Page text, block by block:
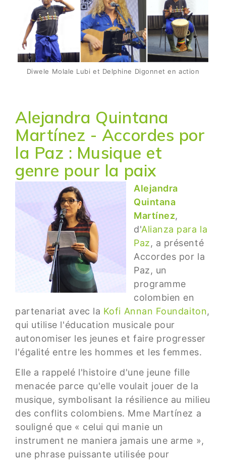
Diwele Molale Lubi et Delphine Digonnet en action
Alejandra Quintana
Martínez - Accordes por
la Paz : Musique et
genre pour la paix
Alejandra
Quintana
Martínez,
d'Alianza para la
Paz, a présenté
Accordes por la
Paz, un
programme
colombien en
partenariat avec la Kofi Annan Foundaiton,
qui utilise l'éducation musicale pour
autonomiser les jeunes et faire progresser
l'égalité entre les hommes et les femmes.
Elle a rappelé l'histoire d'une jeune fille
menacée parce qu'elle voulait jouer de la
musique, symbolisant la résilience au milieu
des conflits colombiens. Mme Martínez a
souligné que « celui qui manie un
instrument ne maniera jamais une arme »,
une phrase puissante utilisée pour